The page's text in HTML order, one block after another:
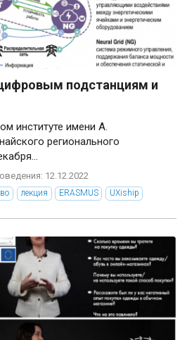
подстанциям и
институте имени А.
регионального
12.12.2022
лекция ERASMUS UXiship